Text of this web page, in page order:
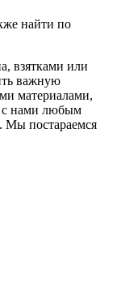
найти по
взятками или
важную
материалами,
с нами любым
Мы постараемся